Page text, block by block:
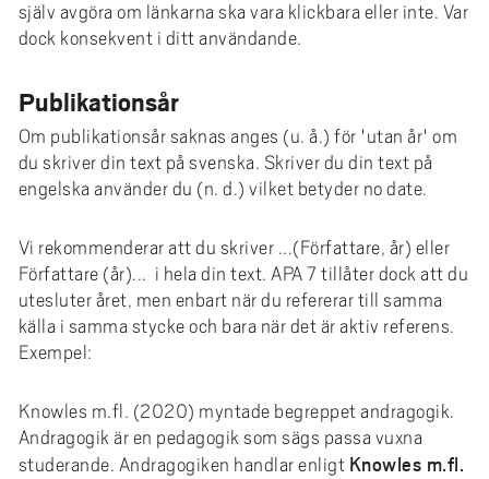
själv avgöra om länkarna ska vara klickbara eller inte. Var
dock konsekvent i ditt användande.
Publikationsår
Om publikationsår saknas anges (u. å.) för 'utan år' om
du skriver din text på svenska. Skriver du din text på
engelska använder du (n. d.) vilket betyder no date.
Vi rekommenderar att du skriver ...(Författare, år) eller
Författare (år)... i hela din text. APA 7 tillåter dock att du
utesluter året, men enbart när du refererar till samma
källa i samma stycke och bara när det är aktiv referens.
Exempel:
Knowles m.fl. (2020) myntade begreppet andragogik.
Andragogik är en pedagogik som sägs passa vuxna
studerande. Andragogiken handlar enligt Knowles m.fl.